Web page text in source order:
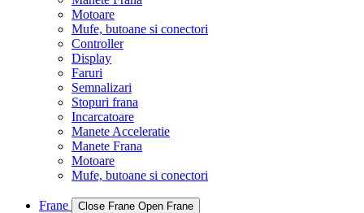
Motoare
Mufe, butoane si conectori
Controller
Display
Faruri
Semnalizari
Stopuri frana
Incarcatoare
Manete Acceleratie
Manete Frana
Motoare
Mufe, butoane si conectori
Frane Close Frane Open Frane